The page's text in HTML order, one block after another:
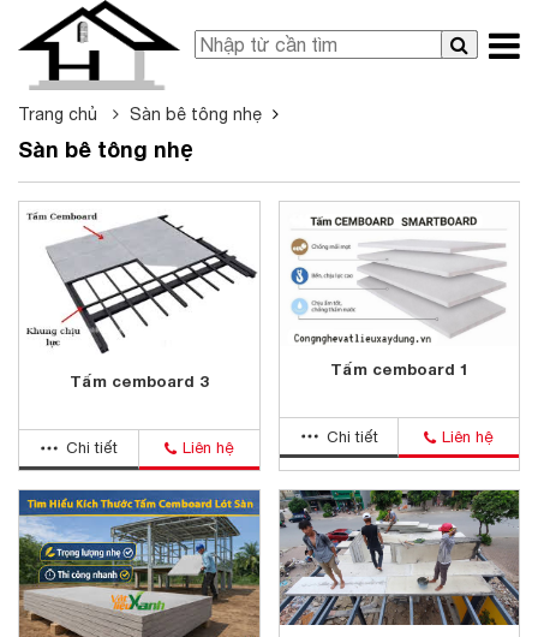
Trang chủ Sàn bê tông nhẹ
Sàn bê tông nhẹ
Tấm cemboard 3
Chi tiết Liên hệ
Tấm cemboard 1
Chi tiết Liên hệ